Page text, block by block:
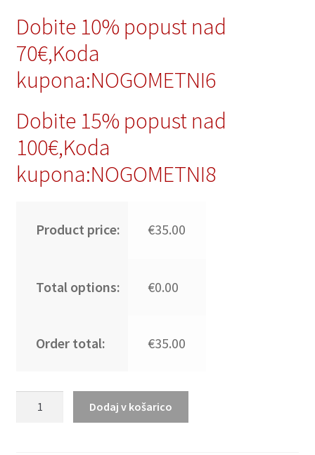
Dobite 10% popust nad
70€,Koda
kupona:NOGOMETNI6
Dobite 15% popust nad
100€,Koda
kupona:NOGOMETNI8
Product price: €35.00
Total options: €0.00
Order total: €35.00
Dodaj v košarico